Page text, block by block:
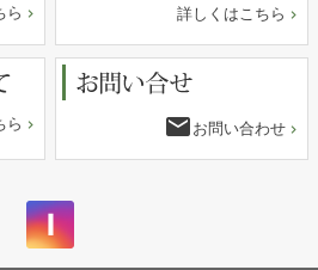
ら 詳しくはこちら
ら email お問い合わせ